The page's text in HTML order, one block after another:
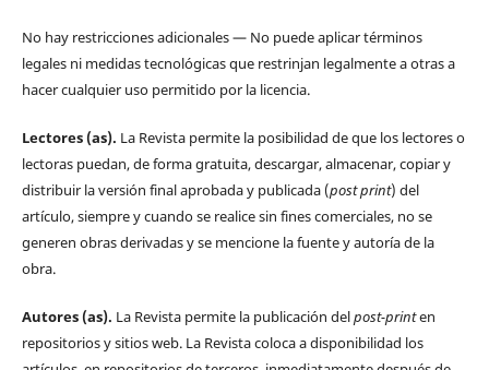
No hay restricciones adicionales — No puede aplicar términos
legales ni medidas tecnológicas que restrinjan legalmente a otras a
hacer cualquier uso permitido por la licencia.
Lectores (as). La Revista permite la posibilidad de que los lectores o
lectoras puedan, de forma gratuita, descargar, almacenar, copiar y
distribuir la versión final aprobada y publicada (post print) del
artículo, siempre y cuando se realice sin fines comerciales, no se
generen obras derivadas y se mencione la fuente y autoría de la
obra.
Autores (as). La Revista permite la publicación delpost-printen
repositorios y sitios web. La Revista coloca a disponibilidad los